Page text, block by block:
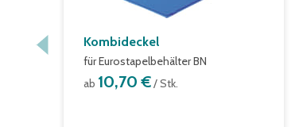
Kombideckel
für Eurostapelbehälter BN
ab 10,70 €/ Stk.